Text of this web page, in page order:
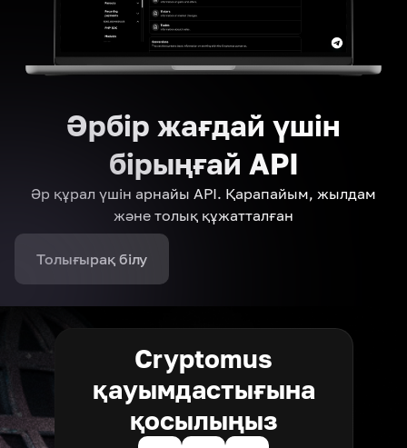
Әрбір жағдай үшін
бірыңғай API
Әр құрал үшін арнайы API. Қарапайым, жылдам
және толық құжатталған
Толығырақ білу
Cryptomus
қауымдастығына
қосылыңыз